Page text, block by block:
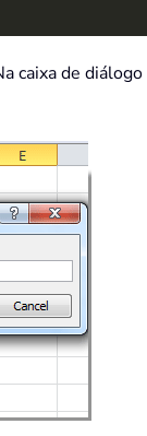
caixa de diálogo